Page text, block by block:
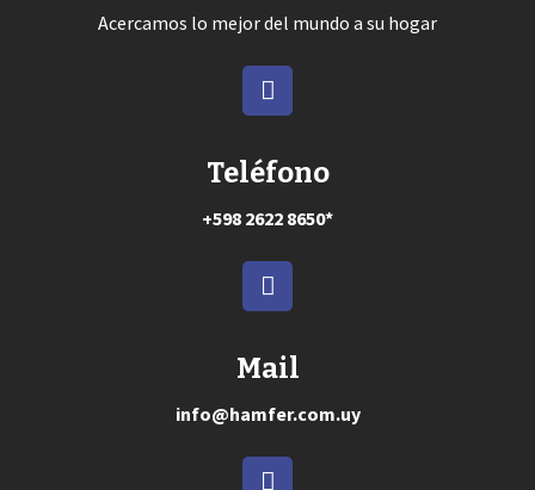
Acercamos lo mejor del mundo a su hogar
Teléfono
+598 2622 8650*
Mail
info@hamfer.com.uy